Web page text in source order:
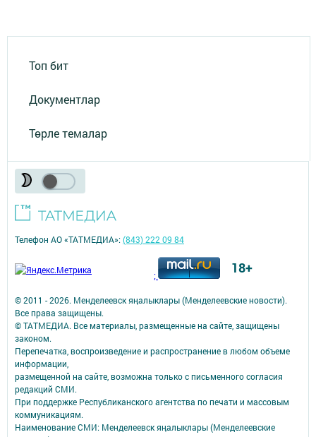
Топ бит
Документлар
Төрле темалар
© 2011 - 2026. Менделеевск яӊалыклары (Менделеевские новости).
Все права защищены.
© ТАТМЕДИА. Все материалы, размещенные на сайте, защищены
законом.
Перепечатка, воспроизведение и распространение в любом объеме
информации,
размещенной на сайте, возможна только с письменного согласия
редакций СМИ.
При поддержке Республиканского агентства по печати и массовым
коммуникациям.
Наименование СМИ: Менделеевск яӊалыклары (Менделеевские
Телефон АО «ТАТМЕДИА»:(843) 222 09 84
; 18+